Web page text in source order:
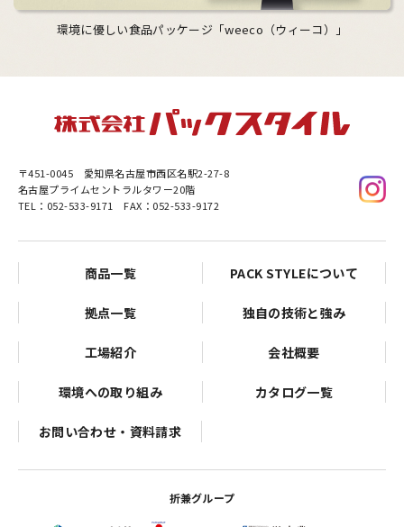
環境に優しい食品パッケージ「weeco（ウィーコ）」
〒451-0045 愛知県名古屋市西区名駅2-27-8
名古屋プライムセントラルタワー20階
TEL：052-533-9171 FAX：052-533-9172
商品一覧 PACK STYLEについて
拠点一覧 独自の技術と強み
工場紹介 会社概要
環境への取り組み カタログ一覧
お問い合わせ・資料請求
折兼グループ